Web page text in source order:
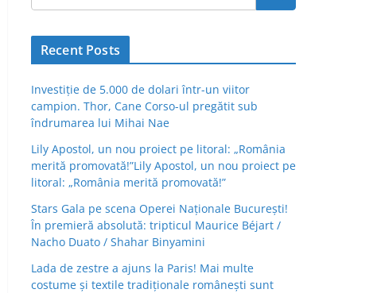
Recent Posts
Investiție de 5.000 de dolari într-un viitor
campion. Thor, Cane Corso-ul pregătit sub
îndrumarea lui Mihai Nae
Lily Apostol, un nou proiect pe litoral: „România
merită promovată!”Lily Apostol, un nou proiect pe
litoral: „România merită promovată!”
Stars Gala pe scena Operei Naționale București!
În premieră absolută: tripticul Maurice Béjart /
Nacho Duato / Shahar Binyamini
Lada de zestre a ajuns la Paris! Mai multe
costume și textile tradiționale românești sunt